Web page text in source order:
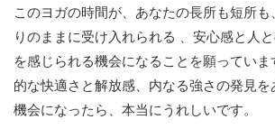
このヨガの時間が、あなたの長所も短所
りのままに受け入れられる 、安心感と人
を感じられる機会になることを願ってい
的な快適さと解放感、内なる強さの発見を
機会になったら、本当にうれしいです。